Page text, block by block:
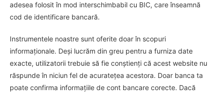
adesea folosit în mod interschimbabil cu BIC, care înseamnă
cod de identificare bancară.
Instrumentele noastre sunt oferite doar în scopuri
informaționale. Deși lucrăm din greu pentru a furniza date
exacte, utilizatorii trebuie să fie conștienți că acest website nu
răspunde în niciun fel de acuratețea acestora. Doar banca ta
poate confirma informațiile de cont bancare corecte. Dacă